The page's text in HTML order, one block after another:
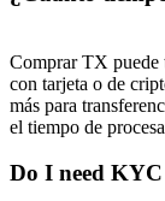
Comprar TX puede
con tarjeta o de
más para
el tiempo de
Do I need